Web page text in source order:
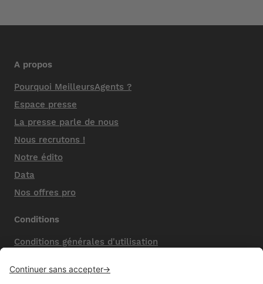
A propos
Pourquoi MeilleursAgents ?
Espace presse
La presse parle de nous
Nous recrutons !
Notre édito
Data
Nos offres pro
Conditions
Conditions générales d'utilisation
Nos honoraires de vente